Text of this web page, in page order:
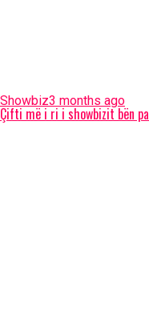
Showbiz3 months ago
Çifti më i ri i showbizit bën